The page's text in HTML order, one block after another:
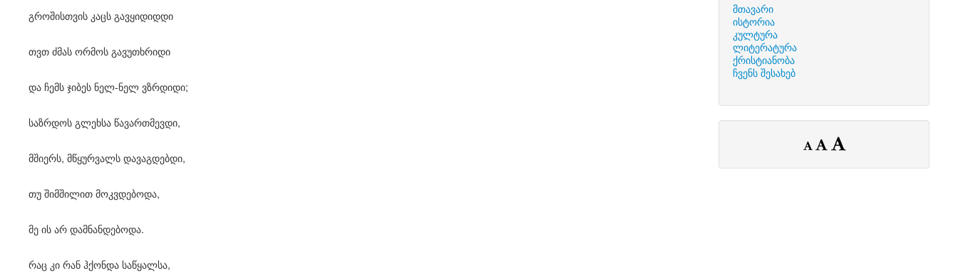
გროშისთვის კაცს გავყიდიდდი
თვთ ძმას ორმოს გავუთხრიდი
და ჩემს ჯიბეს ნელ-ნელ ვზრდიდი;
საზრდოს გლეხსა წავართმევდი,
მშიერს, მწყურვალს დავაგდებდი,
თუ შიმშილით მოკვდებოდა,
მე ის არ დამნანდებოდა.
რაც კი რან ჰქონდა საწყალსა,
მთავარი
ისტორია
კულტურა
ლიტერატურა
ქრისტიანობა
ჩვენს შესახებ